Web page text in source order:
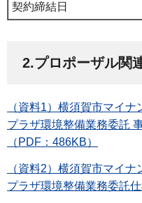
契約締結日
2.プロポーザル関
（資料1）横須賀市マイ
プラザ環境整備業務委託
（PDF：486KB）
（資料2）横須賀市マイ
プラザ環境整備業務委託